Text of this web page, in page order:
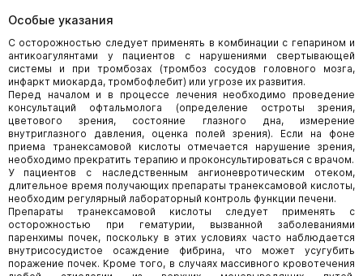
Особые указания
С осторожностью следует применять в комбинации с гепарином и
антикоагулянтами у пациентов с нарушениями свертывающей
системы и при тромбозах (тромбоз сосудов головного мозга,
инфаркт миокарда, тромбофлебит) или угрозе их развития.
Перед началом и в процессе лечения необходимо проведение
консультаций офтальмолога (определение остроты зрения,
цветового зрения, состояние глазного дна, измерение
внутриглазного давления, оценка полей зрения). Если на фоне
приема транексамовой кислоты отмечается нарушение зрения,
необходимо прекратить терапию и проконсультироваться с врачом.
У пациентов с наследственным ангионевротическим отеком,
длительное время получающих препараты транексамовой кислоты,
необходим регулярный лабораторный контроль функции печени.
Препараты транексамовой кислоты следует применять с
осторожностью при гематурии, вызванной заболеваниями
паренхимы почек, поскольку в этих условиях часто наблюдается
внутрисосудистое осаждение фибрина, что может усугубить
поражение почек. Кроме того, в случаях массивного кровотечения